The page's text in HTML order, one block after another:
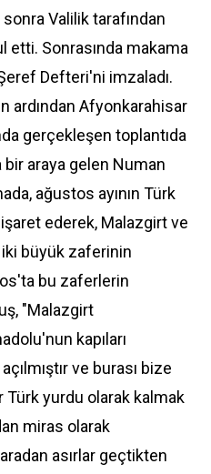
sonra Valilik tarafından
Sonrasında makama
Defteri'ni imzaladı.
ardından Afyonkarahisar
gerçekleşen toplantıda
araya gelen Numan
ağustos ayının Türk
ederek, Malazgirt ve
büyük zaferinin
bu zaferlerin
"Malazgirt
kapıları
ve burası bize
Türk yurdu olarak kalmak
miras olarak
aradan asırlar geçtikten